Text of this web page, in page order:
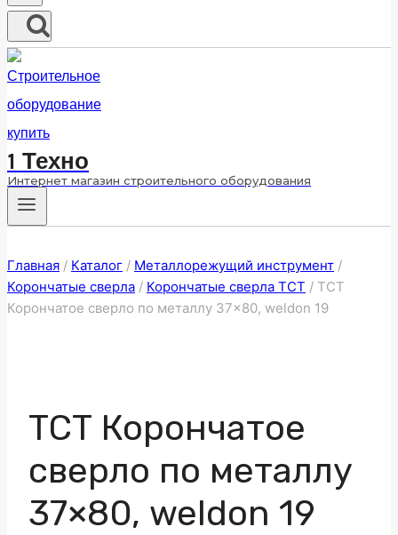
1 Техно
Интернет магазин строительного оборудования
Главная / Каталог / Металлорежущий инструмент /
Корончатые сверла / Корончатые сверла ТСТ / ТСТ
Корончатое сверло по металлу 37×80, weldon 19
ТСТ Корончатое
сверло по металлу
37×80, weldon 19